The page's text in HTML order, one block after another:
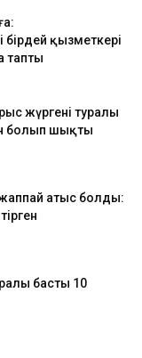
қызметкері
тапты
жүргені туралы
болып шықты
атыс болды:
басты 10